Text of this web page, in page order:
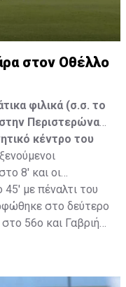
στον Οθέλλο
φιλικά (σ.σ. το
Περιστερώνα)
κέντρο του
8' και οι
45' με πέναλτι του
στο δεύτερο
56ο και Γαβριήλ